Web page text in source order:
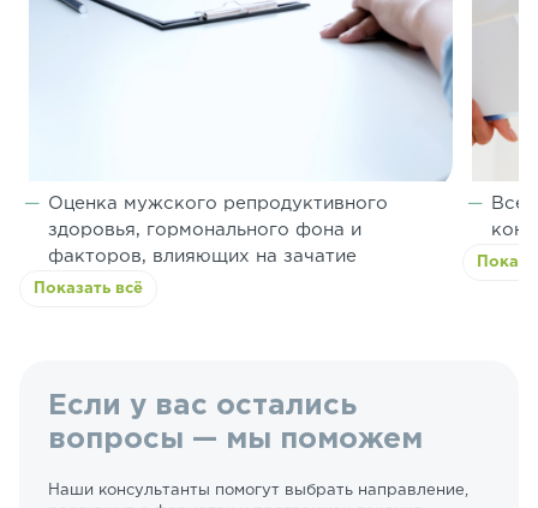
Оценка мужского репродуктивного
здоровья, гормонального фона и
факторов, влияющих на зачатие
Показать всё
Все
Если у вас остались
вопросы — мы поможем
Наши консультанты помогут выбрать направление,